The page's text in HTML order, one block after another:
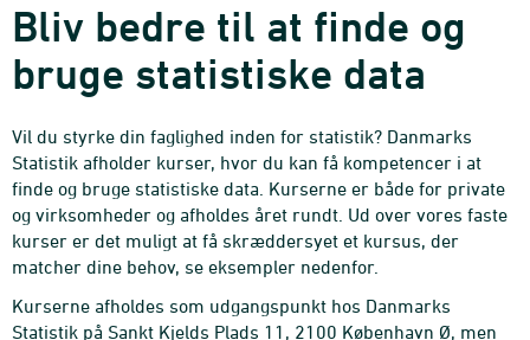
Bliv bedre til at finde og
bruge statistiske data
Vil du styrke din faglighed inden for statistik? Danmarks
Statistik afholder kurser, hvor du kan få kompetencer i at
finde og bruge statistiske data. Kurserne er både for private
og virksomheder og afholdes året rundt. Ud over vores faste
kurser er det muligt at få skræddersyet et kursus, der
matcher dine behov, se eksempler nedenfor.
Kurserne afholdes som udgangspunkt hos Danmarks
Statistik på Sankt Kjelds Plads 11, 2100 København Ø, men